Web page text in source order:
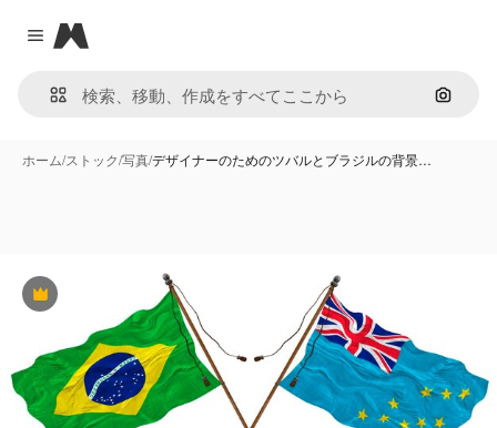
Close menu
Magnific
画像で
ホーム/ストック/写真/デザイナーのためのツバルとブラジルの背景…
Premium